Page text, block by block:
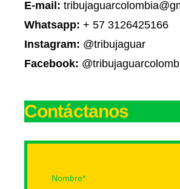
E-mail:
Whatsapp: + 57 3126425166
Instagram: @tribujaguar
Facebook:
Contáctanos
Nombre*